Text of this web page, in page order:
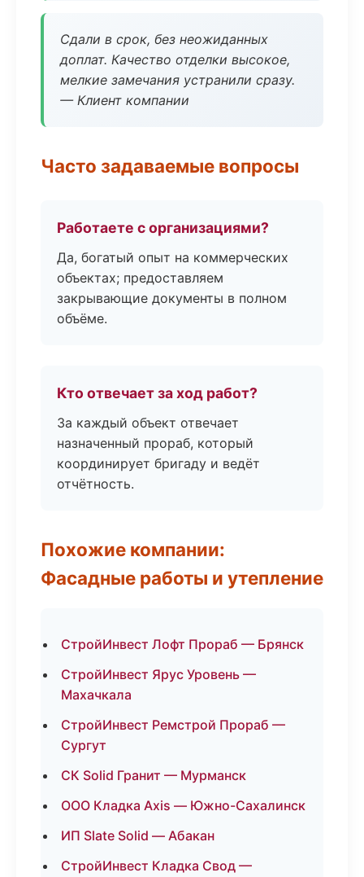
Сдали в срок, без неожиданных
доплат. Качество отделки высокое,
мелкие замечания устранили сразу.
— Клиент компании
Часто задаваемые вопросы
Работаете с организациями?
Да, богатый опыт на коммерческих
объектах; предоставляем
закрывающие документы в полном
объёме.
Кто отвечает за ход работ?
За каждый объект отвечает
назначенный прораб, который
координирует бригаду и ведёт
отчётность.
Похожие компании:
Фасадные работы и утепление
СтройИнвест Лофт Прораб — Брянск
СтройИнвест Ярус Уровень —
Махачкала
СтройИнвест Ремстрой Прораб —
Сургут
СК Solid Гранит — Мурманск
ООО Кладка Axis — Южно-Сахалинск
ИП Slate Solid — Абакан
СтройИнвест Кладка Свод —